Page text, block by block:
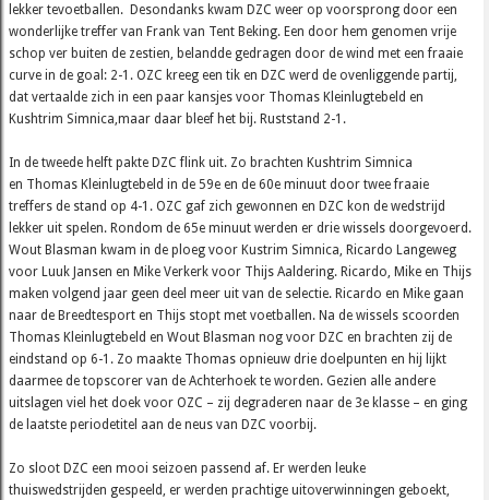
lekker tevoetballen. Desondanks kwam DZC weer op voorsprong door een
wonderlijke treffer van Frank van Tent Beking. Een door hem genomen vrije
schop ver buiten de zestien, belandde gedragen door de wind met een fraaie
curve in de goal: 2-1. OZC kreeg een tik en DZC werd de ovenliggende partij,
dat vertaalde zich in een paar kansjes voor Thomas Kleinlugtebeld en
Kushtrim Simnica,maar daar bleef het bij. Ruststand 2-1.
In de tweede helft pakte DZC flink uit. Zo brachten Kushtrim Simnica
en Thomas Kleinlugtebeld in de 59e en de 60e minuut door twee fraaie
treffers de stand op 4-1. OZC gaf zich gewonnen en DZC kon de wedstrijd
lekker uit spelen. Rondom de 65e minuut werden er drie wissels doorgevoerd.
Wout Blasman kwam in de ploeg voor Kustrim Simnica, Ricardo Langeweg
voor Luuk Jansen en Mike Verkerk voor Thijs Aaldering. Ricardo, Mike en Thijs
maken volgend jaar geen deel meer uit van de selectie. Ricardo en Mike gaan
naar de Breedtesport en Thijs stopt met voetballen. Na de wissels scoorden
Thomas Kleinlugtebeld en Wout Blasman nog voor DZC en brachten zij de
eindstand op 6-1. Zo maakte Thomas opnieuw drie doelpunten en hij lijkt
daarmee de topscorer van de Achterhoek te worden. Gezien alle andere
uitslagen viel het doek voor OZC – zij degraderen naar de 3e klasse – en ging
de laatste periodetitel aan de neus van DZC voorbij.
Zo sloot DZC een mooi seizoen passend af. Er werden leuke
thuiswedstrijden gespeeld, er werden prachtige uitoverwinningen geboekt,